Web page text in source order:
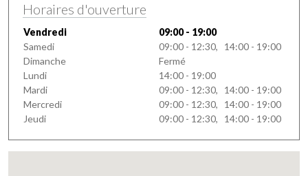
Horaires d'ouverture
Vendredi
09:00 - 19:00
Samedi
09:00 - 12:30, 14:00 - 19:00
Dimanche
Fermé
Lundi
14:00 - 19:00
Mardi
09:00 - 12:30, 14:00 - 19:00
Mercredi
09:00 - 12:30, 14:00 - 19:00
Jeudi
09:00 - 12:30, 14:00 - 19:00